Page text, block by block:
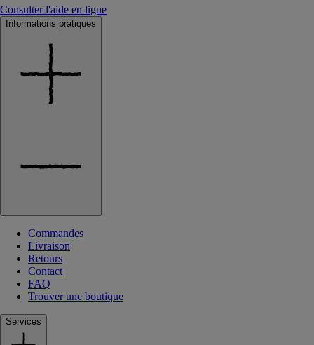
Consulter l'aide en ligne
Informations pratiques
Commandes
Livraison
Retours
Contact
FAQ
Trouver une boutique
Services